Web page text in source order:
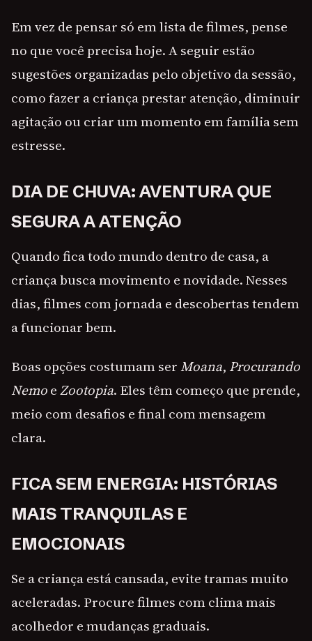
Em vez de pensar só em lista de filmes, pense
no que você precisa hoje. A seguir estão
sugestões organizadas pelo objetivo da sessão,
como fazer a criança prestar atenção, diminuir
agitação ou criar um momento em família sem
estresse.
DIA DE CHUVA: AVENTURA QUE
SEGURA A ATENÇÃO
Quando fica todo mundo dentro de casa, a
criança busca movimento e novidade. Nesses
dias, filmes com jornada e descobertas tendem
a funcionar bem.
Boas opções costumam serMoana, Procurando
NemoeZootopia. Eles têm começo que prende,
meio com desafios e final com mensagem
clara.
FICA SEM ENERGIA: HISTÓRIAS
MAIS TRANQUILAS E
EMOCIONAIS
Se a criança está cansada, evite tramas muito
aceleradas. Procure filmes com clima mais
acolhedor e mudanças graduais.